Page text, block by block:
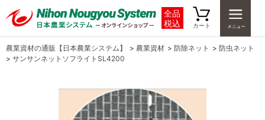
全品
税込
カート
農業資材の通販【日本農業システム】 > 農業資材 > 防除ネット > 防虫ネット
> サンサンネットソフライトSL4200